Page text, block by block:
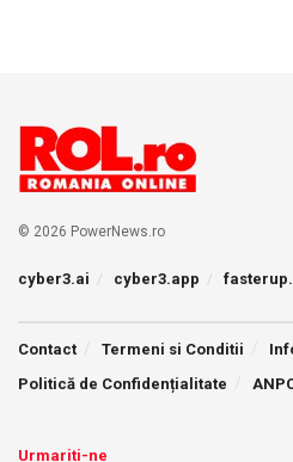
© 2026 PowerNews.ro
cyber3.ai cyber3.app
Contact Termeni si Conditii
Politică de Confidențialitate
Urmariti-ne